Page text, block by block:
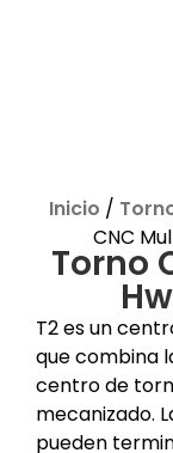
Inicio /
CNC
Torno
T2 es un
que combina
centro de
mecanizado.
pueden